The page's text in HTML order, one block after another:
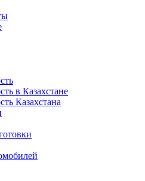
в Казахстане
Казахстана